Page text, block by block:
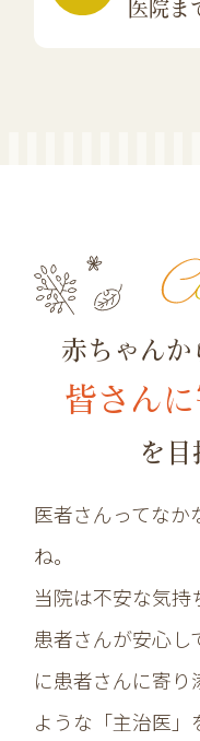
医院ま
赤ちゃん
皆さん
を目
医者さんってなか
ね。
当院は不安な気
患者さんが安心し
に患者さんに寄り
ような「主治医」